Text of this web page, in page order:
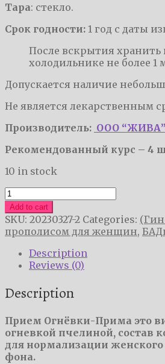
Тара: стекло.
Срок годности: 1 год с даты
После вскрытия хранить
холодильнике не более 1
Допускается наличие
Не является лекарственным
Производитель: ООО “ЖИВА”
Рекомендованный курс – 4
10 in stock
Огнёвка
-
Прима
quantity
Add to cart
SKU: 20230327-2 Categories:
прополисом для женщин,
Description
Reviews (0)
Description
Прием Огнёвки-Прима это
огневкой пчелиной, состав
для нормализации
фона.